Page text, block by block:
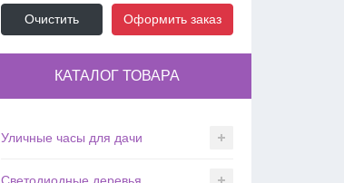
Очистить Оформить заказ
КАТАЛОГ ТОВАРА
Уличные часы для дачи
Светодиодные деревья